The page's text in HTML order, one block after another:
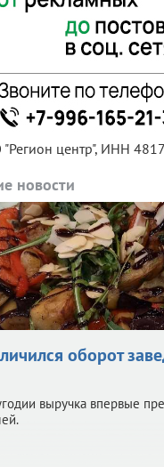
центр", ИНН
новости
оборот
выручка впервые